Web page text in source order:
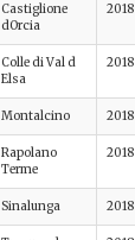
Castiglione
dOrcia
2018
Colle di Val d
Elsa
2018
Montalcino 2018
Rapolano
Terme
2018
Sinalunga 2018